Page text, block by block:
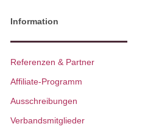
Information
Referenzen & Partner
Affiliate-Programm
Ausschreibungen
Verbandsmitglieder